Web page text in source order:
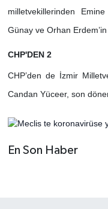
milletvekillerinden
Günay ve Orhan
CHP'DEN 2
CHP’den de İzmir
Candan Yüceer, son
En Son Haber